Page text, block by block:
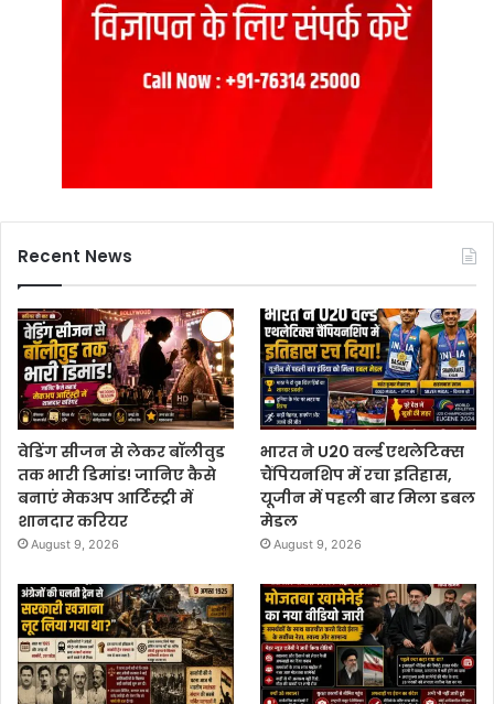
Recent News
वेडिंग सीजन से लेकर बॉलीवुड
तक भारी डिमांड! जानिए कैसे
बनाएं मेकअप आर्टिस्ट्री में
शानदार करियर
August 9, 2026
भारत ने U20 वर्ल्ड एथलेटिक्स
चैंपियनशिप में रचा इतिहास,
यूजीन में पहली बार मिला डबल
मेडल
August 9, 2026